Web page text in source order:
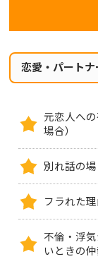
恋愛・パート
元恋人へ
場合）
別れ話の
フラれた
不倫・浮
いときの